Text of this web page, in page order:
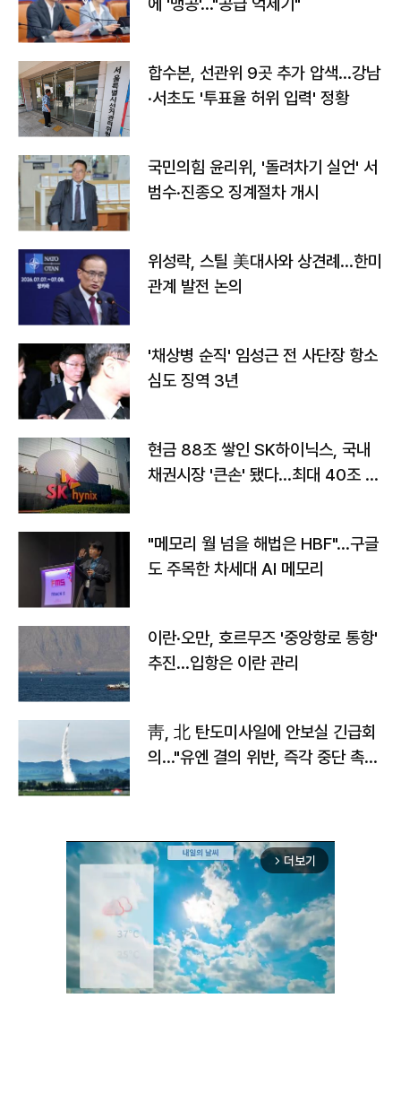
합수본, 선관위 9곳 추가 압색…강남
·서초도 '투표율 허위 입력' 정황
국민의힘 윤리위, '돌려차기 실언' 서
범수·진종오 징계절차 개시
위성락, 스틸 美대사와 상견례…한미
관계 발전 논의
'채상병 순직' 임성근 전 사단장 항소
심도 징역 3년
현금 88조 쌓인 SK하이닉스, 국내
채권시장 '큰손' 됐다…최대 40조 투
"메모리 월 넘을 해법은 HBF"…구글
도 주목한 차세대 AI 메모리
이란·오만, 호르무즈 '중앙항로 통항'
추진…입항은 이란 관리
靑, 北 탄도미사일에 안보실 긴급회
의…"유엔 결의 위반, 즉각 중단 촉
arrow_forward_ios 더보기